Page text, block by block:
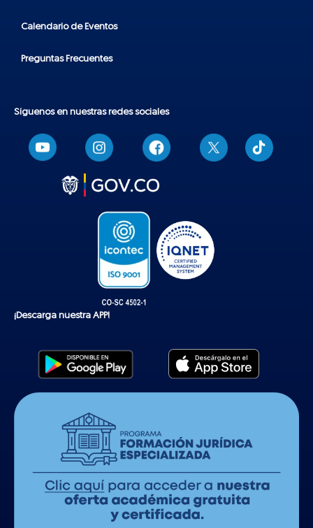
Calendario de Eventos
Preguntas Frecuentes
Síguenos en nuestras redes sociales
T
i
k
¡Descarga nuestra APP!